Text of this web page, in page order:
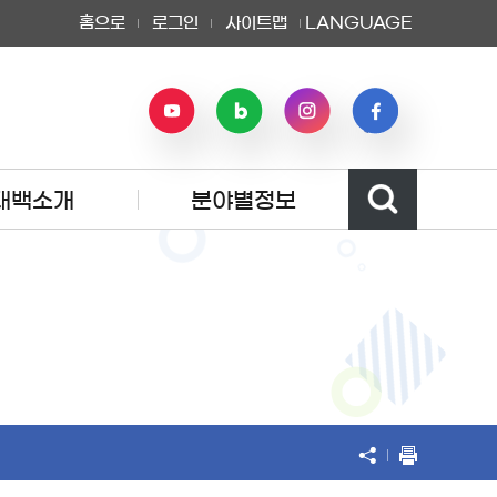
홈으로 로그인 사이트맵 LANGUAGE
백소개 분야별정보